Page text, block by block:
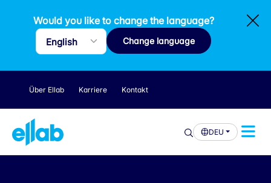
Would you like to change the language?
Change language
Über Ellab Karriere Kontakt
DEU